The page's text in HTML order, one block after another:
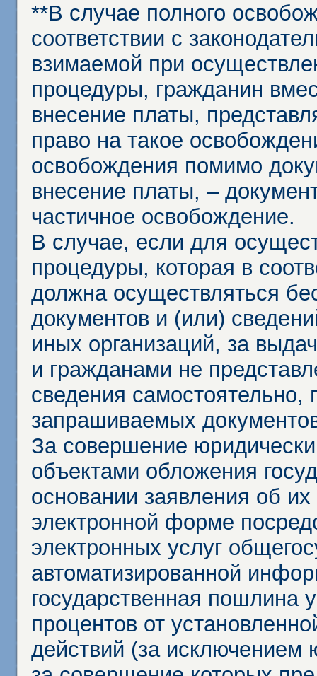
**В случае полного
соответствии с
взимаемой при
процедуры, гражданин
внесение платы,
право на такое
освобождения помимо
внесение платы, –
частичное освобождение.
В случае, если для
процедуры, которая в
должна осуществляться
документов и (или)
иных организаций, за
и гражданами не
сведения
запрашиваемых
За совершение
объектами обложения
основании заявления об
электронной форме
электронных услуг
автоматизированной
государственная пошлина
процентов от
действий (за исключением